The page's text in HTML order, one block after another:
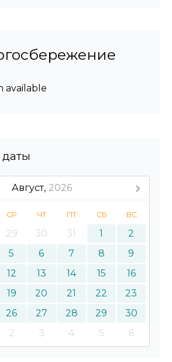
available
Август, 2026
СР ЧТ ПТ СБ ВС
29 30 31 1
2
5 6 7 8
9
12 13 14 15
16
19 20 21 22
23
26 27 28 29
30
2 3 4 5 6